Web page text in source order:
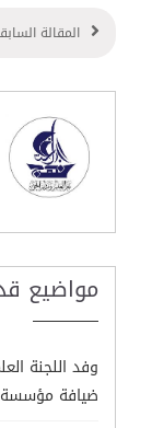
المقالة
مواضيع
وفد اللجنة
ضيافة مؤسسة